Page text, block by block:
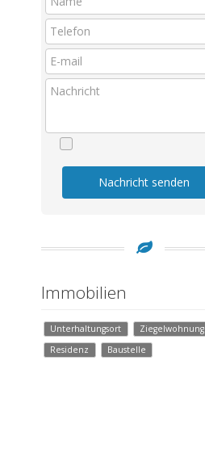
Nachricht senden
Immobilien
Unterhaltungsort
Ziegelwohnung
Residenz
Baustelle